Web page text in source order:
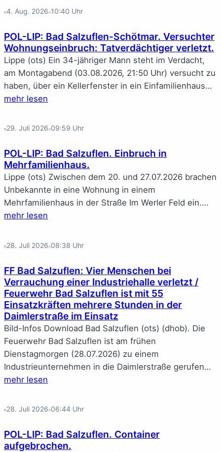
4. Aug. 2026 10:40 Uhr
POL-LIP: Bad Salzuflen-Schötmar. Versuchter
Wohnungseinbruch: Tatverdächtiger verletzt.
Lippe (ots) Ein 34-jähriger Mann steht im Verdacht,
am Montagabend (03.08.2026, 21:50 Uhr) versucht zu
haben, über ein Kellerfenster in ein Einfamilienhaus…
mehr lesen
29. Juli 2026 09:59 Uhr
POL-LIP: Bad Salzuflen. Einbruch in
Mehrfamilienhaus.
Lippe (ots) Zwischen dem 20. und 27.07.2026 brachen
Unbekannte in eine Wohnung in einem
Mehrfamilienhaus in der Straße Im Werler Feld ein.…
mehr lesen
28. Juli 2026 08:38 Uhr
FF Bad Salzuflen: Vier Menschen bei
Verrauchung einer Industriehalle verletzt /
Feuerwehr Bad Salzuflen ist mit 55
Einsatzkräften mehrere Stunden in der
Daimlerstraße im Einsatz
Bild-Infos Download Bad Salzuflen (ots) (dhob). Die
Feuerwehr Bad Salzuflen ist am frühen
Dienstagmorgen (28.07.2026) zu einem
Industrieunternehmen in die Daimlerstraße gerufen…
mehr lesen
28. Juli 2026 06:44 Uhr
POL-LIP: Bad Salzuflen. Container
aufgebrochen.